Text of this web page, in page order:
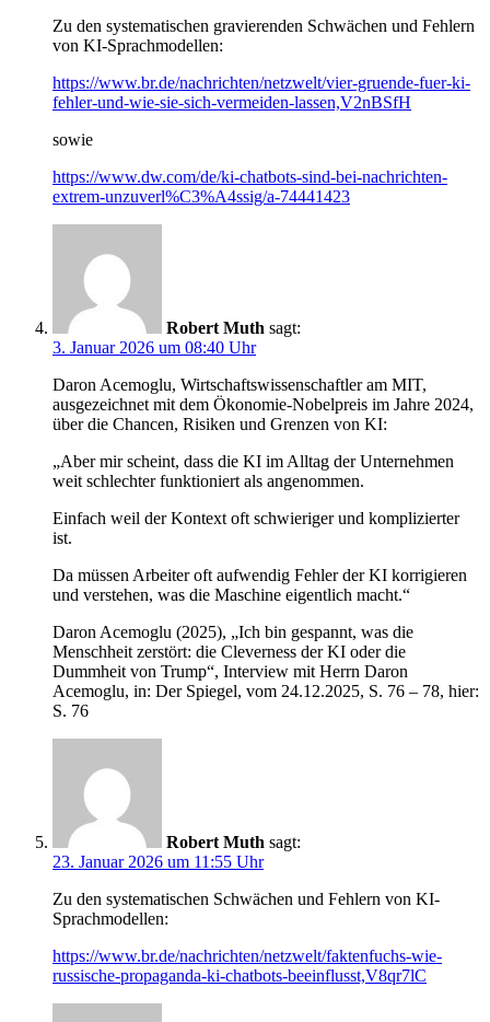
Zu den systematischen gravierenden Schwächen und Fehlern
von KI-Sprachmodellen:
https://www.br.de/nachrichten/netzwelt/vier-gruende-fuer-ki-
fehler-und-wie-sie-sich-vermeiden-lassen,V2nBSfH
sowie
https://www.dw.com/de/ki-chatbots-sind-bei-nachrichten-
extrem-unzuverl%C3%A4ssig/a-74441423
Robert Muth sagt:
3. Januar 2026 um 08:40 Uhr
Daron Acemoglu, Wirtschaftswissenschaftler am MIT,
ausgezeichnet mit dem Ökonomie-Nobelpreis im Jahre 2024,
über die Chancen, Risiken und Grenzen von KI:
„Aber mir scheint, dass die KI im Alltag der Unternehmen
weit schlechter funktioniert als angenommen.
Einfach weil der Kontext oft schwieriger und komplizierter
ist.
Da müssen Arbeiter oft aufwendig Fehler der KI korrigieren
und verstehen, was die Maschine eigentlich macht.“
Daron Acemoglu (2025), „Ich bin gespannt, was die
Menschheit zerstört: die Cleverness der KI oder die
Dummheit von Trump“, Interview mit Herrn Daron
Acemoglu, in: Der Spiegel, vom 24.12.2025, S. 76 – 78, hier:
S. 76
Robert Muth sagt:
23. Januar 2026 um 11:55 Uhr
Zu den systematischen Schwächen und Fehlern von KI-
Sprachmodellen:
https://www.br.de/nachrichten/netzwelt/faktenfuchs-wie-
russische-propaganda-ki-chatbots-beeinflusst,V8qr7lC